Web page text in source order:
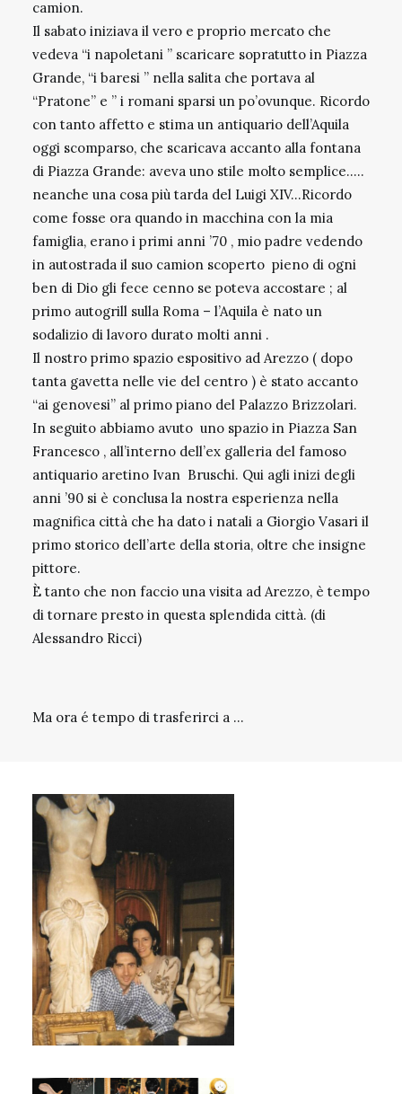
camion.
Il sabato iniziava il vero e proprio mercato che
vedeva “i napoletani ” scaricare sopratutto in Piazza
Grande, “i baresi ” nella salita che portava al
“Pratone” e ” i romani sparsi un po’ovunque. Ricordo
con tanto affetto e stima un antiquario dell’Aquila
oggi scomparso, che scaricava accanto alla fontana
di Piazza Grande: aveva uno stile molto semplice…..
neanche una cosa più tarda del Luigi XIV…Ricordo
come fosse ora quando in macchina con la mia
famiglia, erano i primi anni ’70 , mio padre vedendo
in autostrada il suo camion scoperto pieno di ogni
ben di Dio gli fece cenno se poteva accostare ; al
primo autogrill sulla Roma – l’Aquila è nato un
sodalizio di lavoro durato molti anni .
Il nostro primo spazio espositivo ad Arezzo ( dopo
tanta gavetta nelle vie del centro ) è stato accanto
“ai genovesi” al primo piano del Palazzo Brizzolari.
In seguito abbiamo avuto uno spazio in Piazza San
Francesco , all’interno dell’ex galleria del famoso
antiquario aretino Ivan Bruschi. Qui agli inizi degli
anni ’90 si è conclusa la nostra esperienza nella
magnifica città che ha dato i natali a Giorgio Vasari il
primo storico dell’arte della storia, oltre che insigne
pittore.
È tanto che non faccio una visita ad Arezzo, è tempo
di tornare presto in questa splendida città. (di
Alessandro Ricci)
Ma ora é tempo di trasferirci a …